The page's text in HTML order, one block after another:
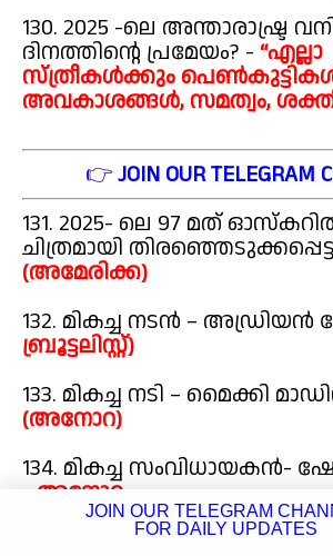
130. 2025 -ലെ അന്താരാഷ്ട്ര
ദിനത്തിന്റെ പ്രമേയം? - “എല്ലാ
സ്ത്രീകൾക്കും
അവകാശങ്ങൾ, സമത്വം,
👉JOIN OUR TELEGRAM
131. 2025- ലെ 97 മത്
ചിത്രമായി
(അമേരിക്ക)
132. മികച്ച നടൻ – അഡ്രിയൻ
ബ്രൂട്ടലിസ്റ്റ്)
133. മികച്ച നടി – മൈക്കി
(അനോറ)
134. മികച്ച
അനോറ
135. ലോക വന്യജീവി ദിനം? -
JOIN OUR TELEGRAM
FOR DAILY UPDATES